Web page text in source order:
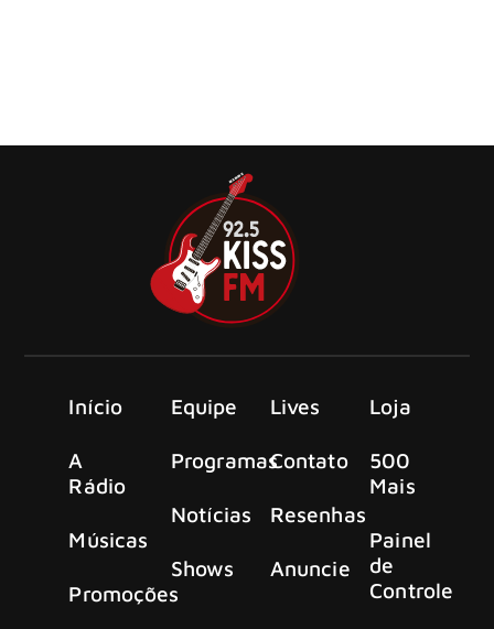
Início
A
Rádio
Músicas
Promoções
Equipe
Programas
Notícias
Shows
Lives
Contato
Resenhas
Anuncie
Loja
500
Mais
Painel
de
Controle